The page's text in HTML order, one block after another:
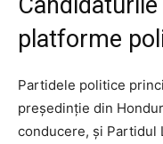
platforme
Partidele politice
președinție din
conducere, și Partidul